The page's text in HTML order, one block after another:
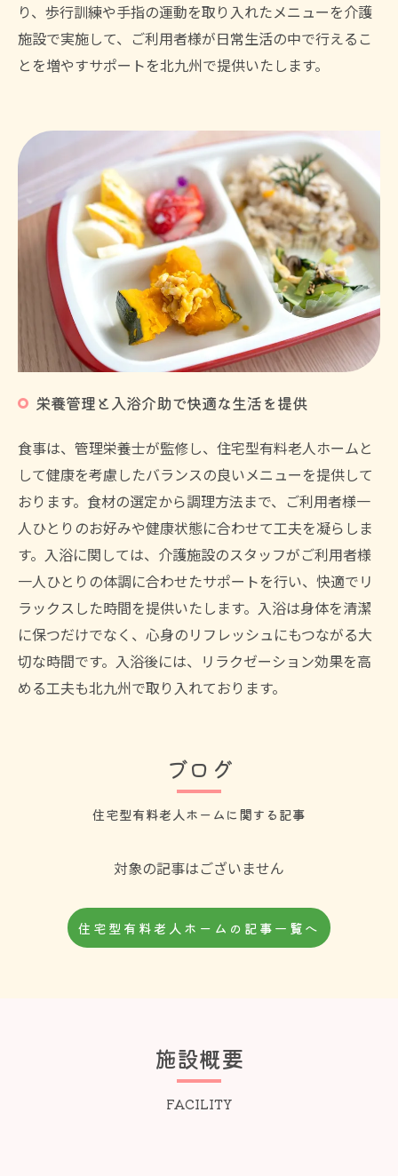
り、歩行訓練や手指の運動を取り入れたメニューを介護
施設で実施して、ご利用者様が日常生活の中で行えるこ
とを増やすサポートを北九州で提供いたします。
栄養管理と入浴介助で快適な生活を提供
食事は、管理栄養士が監修し、住宅型有料老人ホームと
して健康を考慮したバランスの良いメニューを提供して
おります。食材の選定から調理方法まで、ご利用者様一
人ひとりのお好みや健康状態に合わせて工夫を凝らしま
す。入浴に関しては、介護施設のスタッフがご利用者様
一人ひとりの体調に合わせたサポートを行い、快適でリ
ラックスした時間を提供いたします。入浴は身体を清潔
に保つだけでなく、心身のリフレッシュにもつながる大
切な時間です。入浴後には、リラクゼーション効果を高
める工夫も北九州で取り入れております。
ブログ
住宅型有料老人ホームに関する記事
対象の記事はございません
住宅型有料老人ホームの記事一覧へ
施設概要
FACILITY